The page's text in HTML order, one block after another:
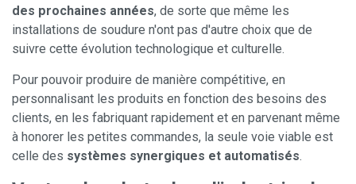
des prochaines années, de sorte que même les
installations de soudure n'ont pas d'autre choix que de
suivre cette évolution technologique et culturelle.
Pour pouvoir produire de manière compétitive, en
personnalisant les produits en fonction des besoins des
clients, en les fabriquant rapidement et en parvenant même
à honorer les petites commandes, la seule voie viable est
celle des systèmes synergiques et automatisés.